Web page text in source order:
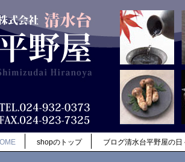
shopのトップ ブログ清水台平野屋の日